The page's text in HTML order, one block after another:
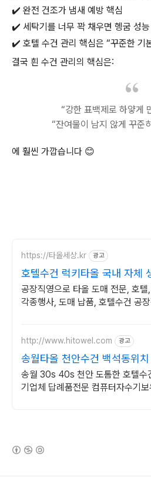
✔️ 완전 건조가 냄새 예방 핵심
✔️ 세탁기를 너무 꽉 채우면 헹굼 성
✔️ 호텔 수건 관리 핵심은 “꾸준한 기
결국 흰 수건 관리의 핵심은:
“강한 표백제로 하얗게
“잔여물이 남지 않게 꾸준
에 훨씬 가깝습니다 😊
https://타올세상.kr 광고
호텔수건 럭키타올 국내 자체
장직영
공장직영으로 타올 도매 전문, 호텔,
각종행사, 도매 납품, 호텔수건 공장
http://www.hitowel.com 광고
송월타올 천안수건 백석동위치
송월 30s 40s 천안 도톰한 호텔수
기업체 답례품전문 컴퓨터자수기